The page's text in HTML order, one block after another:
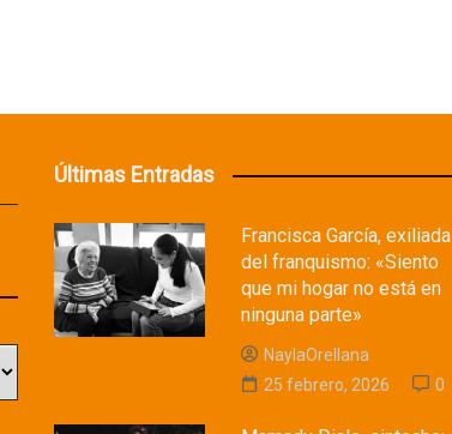
Últimas Entradas
Francisca García, exiliada
del franquismo: «Siento
que mi hogar no está en
ninguna parte»
NaylaOrellana
25 febrero, 2026
0